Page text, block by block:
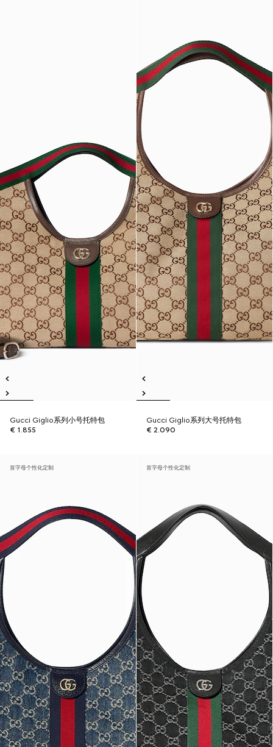
Gucci Giglio系列小号托特包
€ 1.855
Gucci Giglio系列大号托特包
€ 2.090
首字母个性化定制 首字母个性化定制